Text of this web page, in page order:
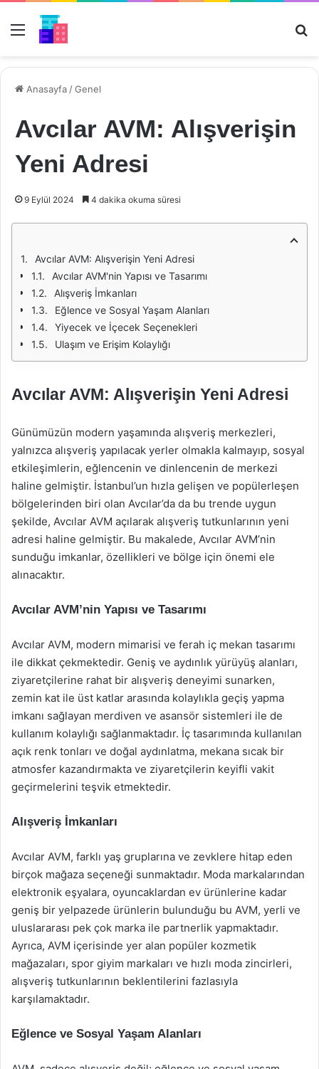
Menü
Anasayfa /Genel
Avcılar AVM: Alışverişin
Yeni Adresi
9 Eylül 2024 4 dakika okuma süresi
Avcılar AVM: Alışverişin Yeni Adresi
Avcılar AVM'nin Yapısı ve Tasarımı
Alışveriş İmkanları
Eğlence ve Sosyal Yaşam Alanları
Yiyecek ve İçecek Seçenekleri
Ulaşım ve Erişim Kolaylığı
Avcılar AVM: Alışverişin Yeni Adresi
Günümüzün modern yaşamında alışveriş merkezleri,
yalnızca alışveriş yapılacak yerler olmakla kalmayıp, sosyal
etkileşimlerin, eğlencenin ve dinlencenin de merkezi
haline gelmiştir. İstanbul’un hızla gelişen ve popülerleşen
bölgelerinden biri olan Avcılar’da da bu trende uygun
şekilde, Avcılar AVM açılarak alışveriş tutkunlarının yeni
adresi haline gelmiştir. Bu makalede, Avcılar AVM’nin
sunduğu imkanlar, özellikleri ve bölge için önemi ele
alınacaktır.
Avcılar AVM’nin Yapısı ve Tasarımı
Avcılar AVM, modern mimarisi ve ferah iç mekan tasarımı
ile dikkat çekmektedir. Geniş ve aydınlık yürüyüş alanları,
ziyaretçilerine rahat bir alışveriş deneyimi sunarken,
zemin kat ile üst katlar arasında kolaylıkla geçiş yapma
imkanı sağlayan merdiven ve asansör sistemleri ile de
kullanım kolaylığı sağlanmaktadır. İç tasarımında kullanılan
açık renk tonları ve doğal aydınlatma, mekana sıcak bir
atmosfer kazandırmakta ve ziyaretçilerin keyifli vakit
geçirmelerini teşvik etmektedir.
Alışveriş İmkanları
Avcılar AVM, farklı yaş gruplarına ve zevklere hitap eden
birçok mağaza seçeneği sunmaktadır. Moda markalarından
elektronik eşyalara, oyuncaklardan ev ürünlerine kadar
geniş bir yelpazede ürünlerin bulunduğu bu AVM, yerli ve
uluslararası pek çok marka ile partnerlik yapmaktadır.
Ayrıca, AVM içerisinde yer alan popüler kozmetik
mağazaları, spor giyim markaları ve hızlı moda zincirleri,
alışveriş tutkunlarının beklentilerini fazlasıyla
karşılamaktadır.
Eğlence ve Sosyal Yaşam Alanları